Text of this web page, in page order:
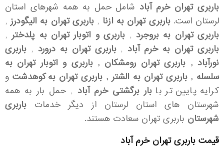
باربری تهران خرم آباد شامل حمل به همه شهرهای استان
لرستان است.باربری تهران به ازنا ,باربری تهران به الیگودرز ,
باربری تهران به بروجرد , باربری و اتوبار تهران به پلدختر,
باربری تهران به خرم آباد ,باربری تهران به درورد , باربری
نورآباد , باربری تهران رومشکان , باربری و اتوبار تهران به
سلسله , باربری تهران به الشتر , باربری تهران به کوهدشت و
کرایه پایین تر با بار برگشتی خرم آباد , حمل بار به همه
شهرستان های استان لرستان از دیگر خدمات باربری
شهرستان باربری تهران سعادت هستند.
قیمت باربری تهران خرم آباد